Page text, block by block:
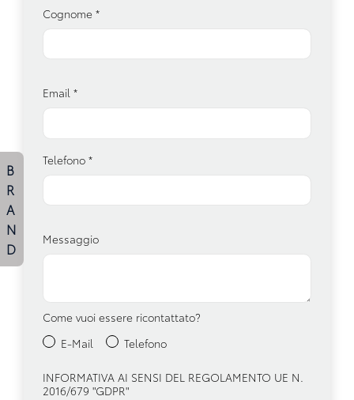
Cognome *
Email *
Telefono *
Messaggio
Come vuoi essere ricontattato?
E-Mail
Telefono
INFORMATIVA AI SENSI DEL REGOLAMENTO UE N.
2016/679 "GDPR"
B
R
A
N
D